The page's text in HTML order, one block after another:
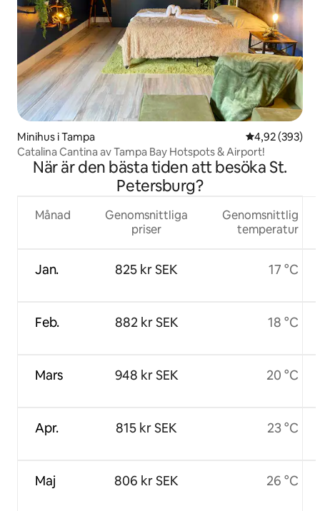
Minihus i Tampa 4,92 av 5 i
4,92 (393)
Catalina Cantina av Tampa Bay Hotspots & Airport!
När är den bästa tiden att besöka St.
Petersburg?
Månad
Jan.
Feb.
Mars
Apr.
Maj
Genomsnittliga
priser
825 kr SEK
882 kr SEK
948 kr SEK
815 kr SEK
806 kr SEK
Genomsnittlig
temperatur
17 °C
18 °C
20 °C
23 °C
26 °C